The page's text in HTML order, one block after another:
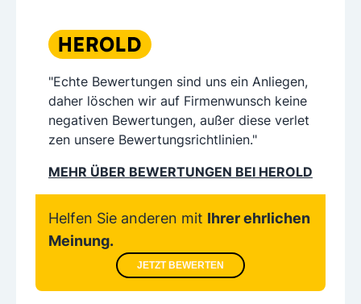
"Echte Bewertungen sind uns ein Anliegen,
daher löschen wir auf Firmenwunsch keine
negativen Bewertungen, außer diese verlet
zen unsere Bewertungsrichtlinien."
MEHR ÜBER BEWERTUNGEN BEI HEROLD
Helfen Sie anderen mit Ihrer ehrlichen
Meinung.
JETZT BEWERTEN